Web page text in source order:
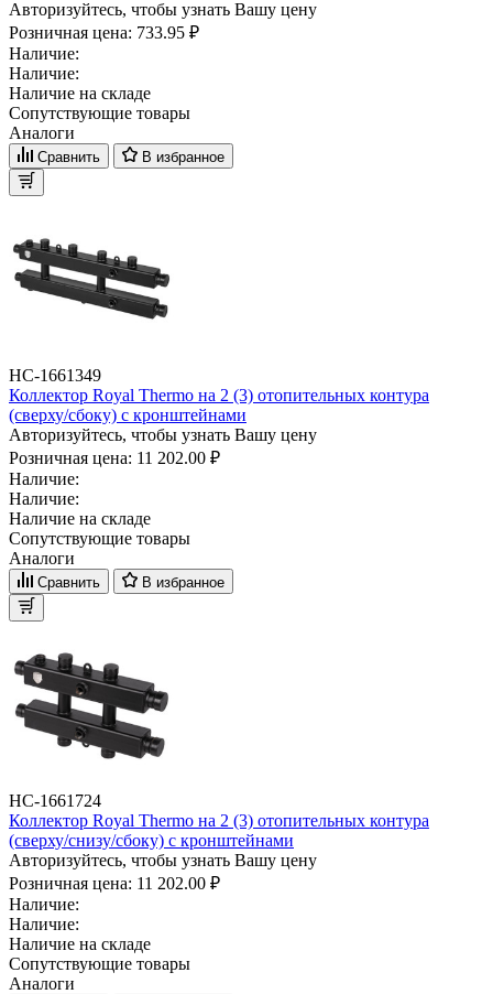
Авторизуйтесь, чтобы узнать Вашу цену
Розничная цена: 733.95 ₽
Наличие:
Наличие:
Наличие на складе
Сопутствующие товары
Аналоги
Сравнить В избранное
НС-1661349
Коллектор Royal Thermo на 2 (3) отопительных контура
(сверху/сбоку) с кронштейнами
Авторизуйтесь, чтобы узнать Вашу цену
Розничная цена: 11 202.00 ₽
Наличие:
Наличие:
Наличие на складе
Сопутствующие товары
Аналоги
Сравнить В избранное
НС-1661724
Коллектор Royal Thermo на 2 (3) отопительных контура
(сверху/снизу/сбоку) с кронштейнами
Авторизуйтесь, чтобы узнать Вашу цену
Розничная цена: 11 202.00 ₽
Наличие:
Наличие:
Наличие на складе
Сопутствующие товары
Аналоги